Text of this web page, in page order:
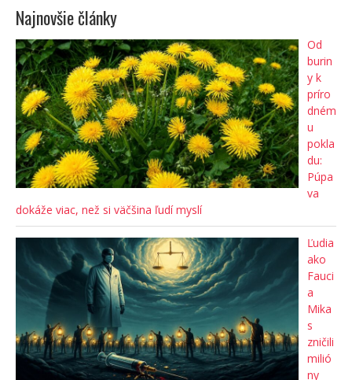
Najnovšie články
Od
burin
y k
príro
dném
u
pokla
du:
Púpa
va
dokáže viac, než si väčšina ľudí myslí
Ľudia
ako
Fauci
a
Mika
s
zničili
milió
ny